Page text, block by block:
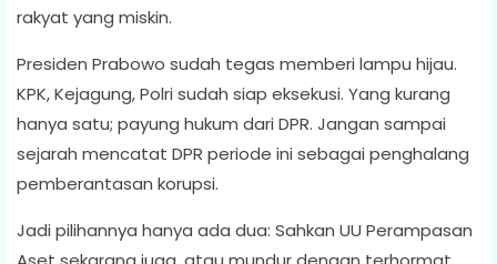
rakyat yang miskin.
Presiden Prabowo sudah tegas memberi lampu hijau.
KPK, Kejagung, Polri sudah siap eksekusi. Yang kurang
hanya satu; payung hukum dari DPR. Jangan sampai
sejarah mencatat DPR periode ini sebagai penghalang
pemberantasan korupsi.
Jadi pilihannya hanya ada dua: Sahkan UU Perampasan